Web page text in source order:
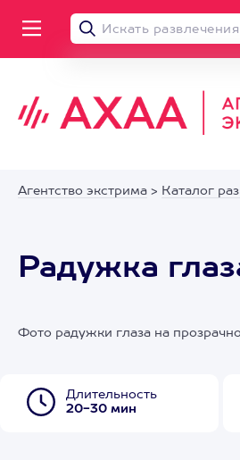
Агентство экстрима > Каталог
Радужка
Фото радужки глаза на
Длительность
20-30 мин